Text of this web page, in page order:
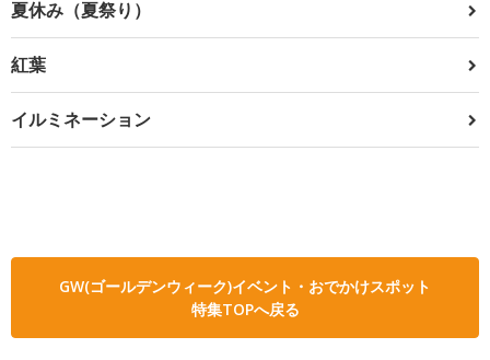
夏休み（夏祭り）
紅葉
イルミネーション
GW(ゴールデンウィーク)イベント・おでかけスポット
特集TOPへ戻る